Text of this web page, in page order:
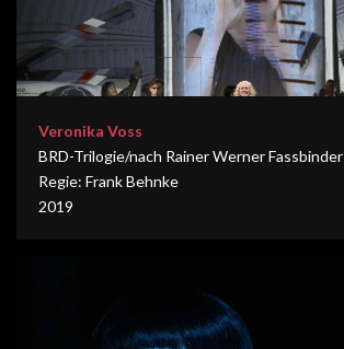
Veronika Voss
BRD-Trilogie/nach Rainer Werner Fassbinder
Regie: Frank Behnke
2019